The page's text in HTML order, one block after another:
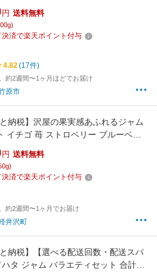
【加工食品 小分け 果物 フルーツ
ム オレンジママレードジャム ブル
ャム 甘み 酸味 低糖度 】
円 送料無料
済で楽天ポイント付与
4.82(17件)
約2週間〜1ヶ月ほどでお届け
原市
と納税】沢屋の果実感あふれるジャム
イチゴ 苺 ストロベリー ブルーベリ
ンゴ
円 送料無料
済で楽天ポイント付与
約2週間〜1ヶ月でお届け
井沢町
と納税】【選べる配送回数・配送スパ
ハタ ジャム バラエティセット 合計21